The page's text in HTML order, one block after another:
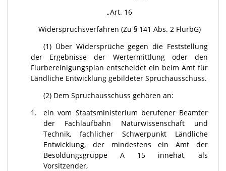
„Art. 16
Widerspruchsverfahren (Zu § 141 Abs. 2 FlurbG)
(1) Über Widersprüche gegen die Feststellung
der Ergebnisse der Wertermittlung oder den
Flurbereinigungsplan entscheidet ein beim Amt für
Ländliche Entwicklung gebildeter Spruchausschuss.
(2) Dem Spruchausschuss gehören an:
1.
ein vom Staatsministerium berufener Beamter
der Fachlaufbahn Naturwissenschaft und
Technik, fachlicher Schwerpunkt Ländliche
Entwicklung, der mindestens ein Amt der
Besoldungsgruppe A 15 innehat, als
Vorsitzender,